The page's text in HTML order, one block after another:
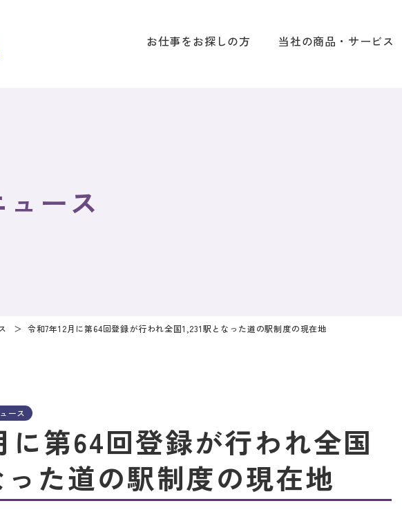
お仕事をお探しの方 当社の商品・サービス
ース
令和7年12月に第64回登録が行われ全国1,231駅となった道の駅制度の現在地
ース
に第64回登録が行われ全国
った道の駅制度の現在地